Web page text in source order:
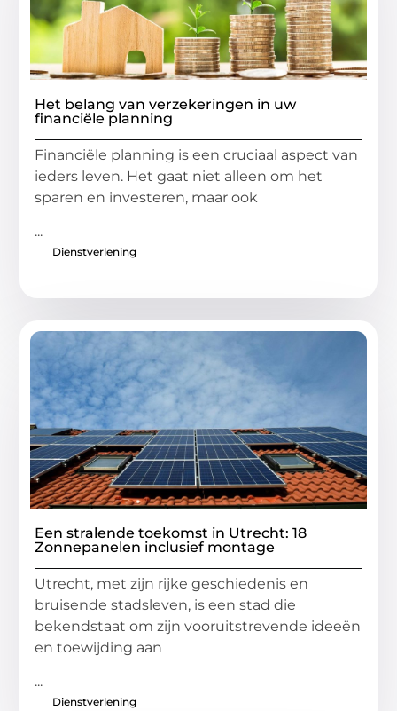
Het belang van verzekeringen in uw
financiële planning
Financiële planning is een cruciaal aspect van
ieders leven. Het gaat niet alleen om het
sparen en investeren, maar ook
...
Dienstverlening
Een stralende toekomst in Utrecht: 18
Zonnepanelen inclusief montage
Utrecht, met zijn rijke geschiedenis en
bruisende stadsleven, is een stad die
bekendstaat om zijn vooruitstrevende ideeën
en toewijding aan
...
Dienstverlening